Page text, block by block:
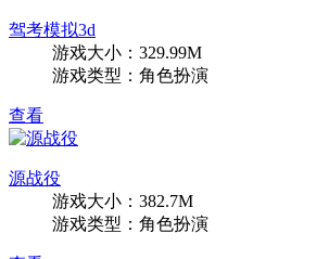
驾考模拟3d
游戏大小：329.99M
游戏类型：角色扮演
查看
源战役
游戏大小：382.7M
游戏类型：角色扮演